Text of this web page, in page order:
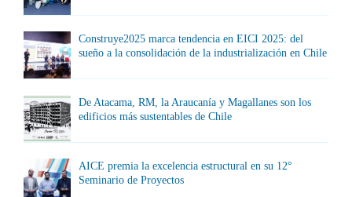
Construye2025 marca tendencia en EICI 2025: del
sueño a la consolidación de la industrialización en Chile
De Atacama, RM, la Araucanía y Magallanes son los
edificios más sustentables de Chile
AICE premia la excelencia estructural en su 12°
Seminario de Proyectos